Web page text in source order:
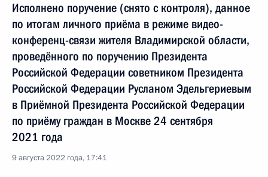
Исполнено поручение (снято с контроля), данное
по итогам личного приёма в режиме видео-
конференц-связи жителя Владимирской области,
проведённого по поручению Президента
Российской Федерации советником Президента
Российской Федерации Русланом Эдельгериевым
в Приёмной Президента Российской Федерации
по приёму граждан в Москве 24 сентября
2021 года
9 августа 2022 года, 17:41